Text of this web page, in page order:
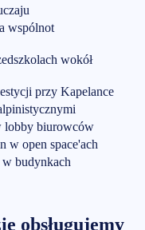
wspólnot
wokół
przy Kapelance
lobby biurowców
w open space'ach
budynkach
obsługujemy